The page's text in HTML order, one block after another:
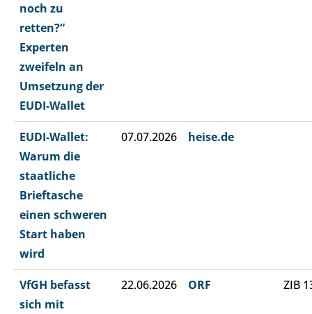
noch zu
retten?“
Experten
zweifeln an
Umsetzung der
EUDI-Wallet
EUDI-Wallet:
Warum die
staatliche
Brieftasche
einen schweren
Start haben
wird
07.07.2026 heise.de
VfGH befasst
sich mit
22.06.2026 ORF ZIB